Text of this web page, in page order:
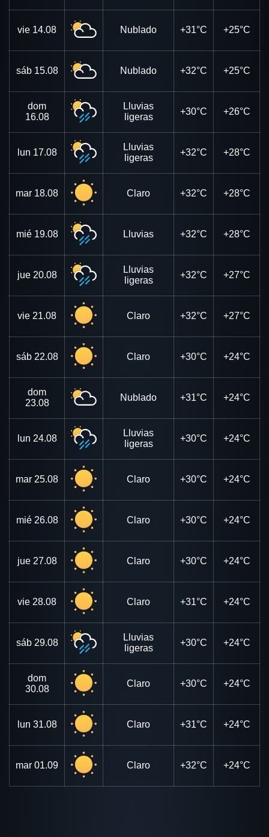
vie 14.08 Nublado +31°C +25°C
sáb 15.08 Nublado +32°C +25°C
dom
16.08
Lluvias
ligeras
+30°C +26°C
lun 17.08
Lluvias
ligeras
+32°C +28°C
mar 18.08 Claro +32°C +28°C
mié 19.08 Lluvias +32°C +28°C
jue 20.08
Lluvias
ligeras
+32°C +27°C
vie 21.08 Claro +32°C +27°C
sáb 22.08 Claro +30°C +24°C
dom
23.08
Nublado +31°C +24°C
lun 24.08
Lluvias
ligeras
+30°C +24°C
mar 25.08 Claro +30°C +24°C
mié 26.08 Claro +30°C +24°C
jue 27.08 Claro +30°C +24°C
vie 28.08 Claro +31°C +24°C
sáb 29.08
Lluvias
ligeras
+30°C +24°C
dom
30.08
Claro +30°C +24°C
lun 31.08 Claro +31°C +24°C
mar 01.09 Claro +32°C +24°C